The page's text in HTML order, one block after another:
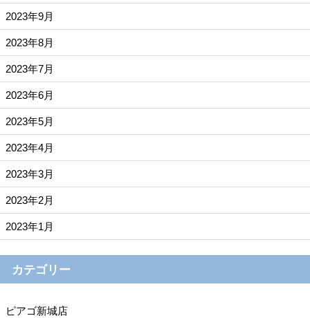
2023年9月
2023年8月
2023年7月
2023年6月
2023年5月
2023年4月
2023年3月
2023年2月
2023年1月
カテゴリー
ピアゴ新城店